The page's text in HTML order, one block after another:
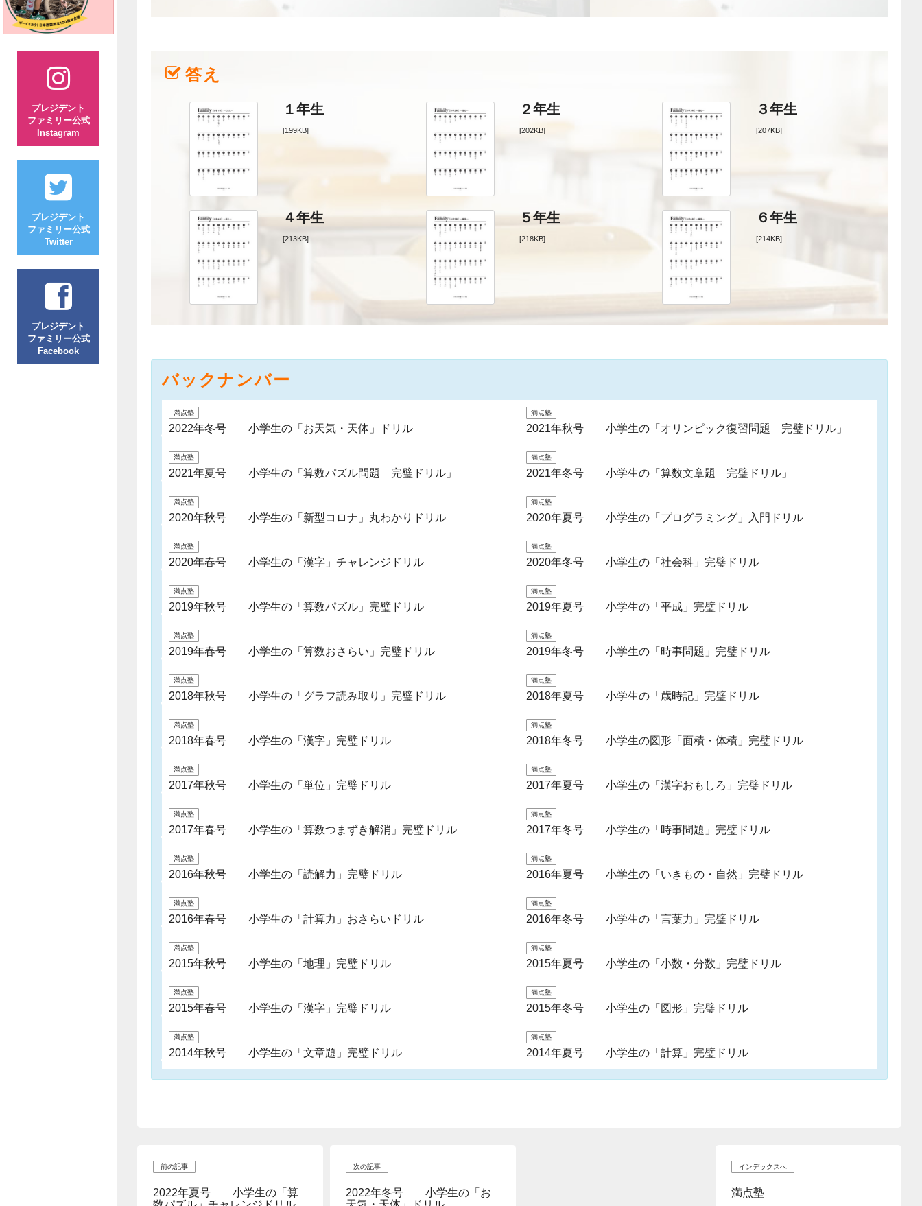
プレジデント
ファミリー公式
Instagram
プレジデント
ファミリー公式
Twitter
プレジデント
ファミリー公式
Facebook
答え
１年生
[199KB]
２年生
[202KB]
３年生
[207KB]
４年生
[213KB]
５年生
[218KB]
６年生
[214KB]
バックナンバー
満点塾
2022年冬号 小学生の「お天気・天体」ドリル
満点塾
2021年秋号 小学生の「オリンピック復習問題 完璧ドリル」
満点塾
2021年夏号 小学生の「算数パズル問題 完璧ドリル」
満点塾
2021年冬号 小学生の「算数文章題 完璧ドリル」
満点塾
2020年秋号 小学生の「新型コロナ」丸わかりドリル
満点塾
2020年夏号 小学生の「プログラミング」入門ドリル
満点塾
2020年春号 小学生の「漢字」チャレンジドリル
満点塾
2020年冬号 小学生の「社会科」完璧ドリル
満点塾
2019年秋号 小学生の「算数パズル」完璧ドリル
満点塾
2019年夏号 小学生の「平成」完璧ドリル
満点塾
2019年春号 小学生の「算数おさらい」完璧ドリル
満点塾
2019年冬号 小学生の「時事問題」完璧ドリル
満点塾
2018年秋号 小学生の「グラフ読み取り」完璧ドリル
満点塾
2018年夏号 小学生の「歳時記」完璧ドリル
満点塾
2018年春号 小学生の「漢字」完璧ドリル
満点塾
2018年冬号 小学生の図形「面積・体積」完璧ドリル
満点塾
2017年秋号 小学生の「単位」完璧ドリル
満点塾
2017年夏号 小学生の「漢字おもしろ」完璧ドリル
満点塾
2017年春号 小学生の「算数つまずき解消」完璧ドリル
満点塾
2017年冬号 小学生の「時事問題」完璧ドリル
満点塾
2016年秋号 小学生の「読解力」完璧ドリル
満点塾
2016年夏号 小学生の「いきもの・自然」完璧ドリル
満点塾
2016年春号 小学生の「計算力」おさらいドリル
満点塾
2016年冬号 小学生の「言葉力」完璧ドリル
満点塾
2015年秋号 小学生の「地理」完璧ドリル
満点塾
2015年夏号 小学生の「小数・分数」完璧ドリル
満点塾
2015年春号 小学生の「漢字」完璧ドリル
満点塾
2015年冬号 小学生の「図形」完璧ドリル
満点塾
2014年秋号 小学生の「文章題」完璧ドリル
満点塾
2014年夏号 小学生の「計算」完璧ドリル
前の記事
2022年夏号 小学生の「算
次の記事
2022年冬号 小学生の「お
インデックスへ
満点塾